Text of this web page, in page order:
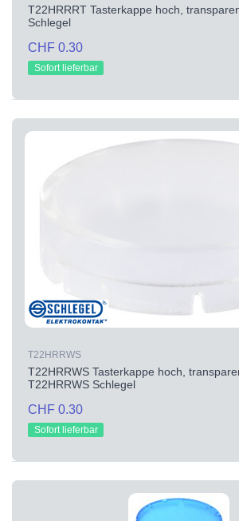
T22HRRRT Tasterkappe hoch,
Schlegel
CHF 0.30
Sofort lieferbar
T22HRRWS
T22HRRWS Tasterkappe hoch,
T22HRRWS Schlegel
CHF 0.30
Sofort lieferbar